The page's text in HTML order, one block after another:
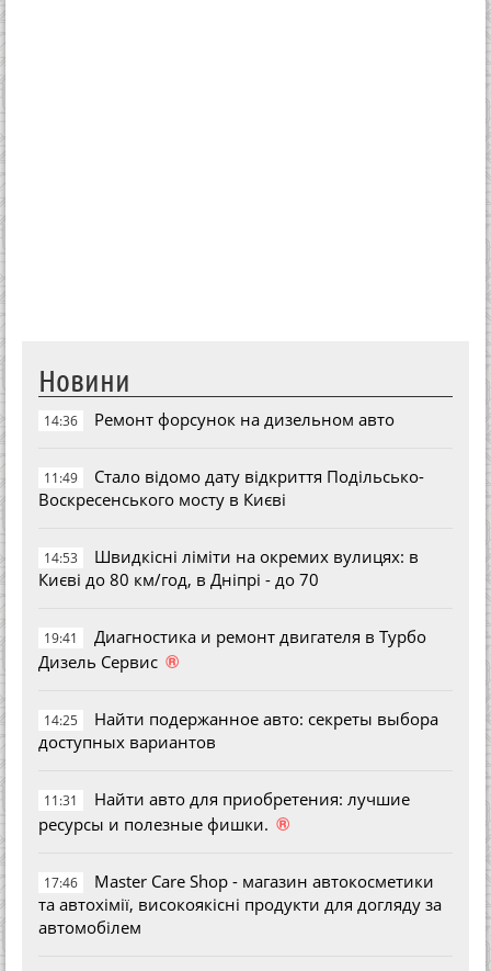
Новини
14:36 Ремонт форсунок на дизельном авто
11:49
Стало відомо дату відкриття Подільсько-
Воскресенського мосту в Києві
14:53
Швидкісні ліміти на окремих вулицях: в
Києві до 80 км/год, в Дніпрі - до 70
19:41
Диагностика и ремонт двигателя в Турбо
Дизель Сервис ®
14:25
Найти подержанное авто: секреты выбора
доступных вариантов
11:31
Найти авто для приобретения: лучшие
ресурсы и полезные фишки. ®
17:46
Master Care Shop - магазин автокосметики
та автохімії, високоякісні продукти для догляду за
автомобілем